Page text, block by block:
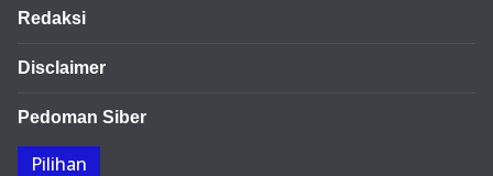
Redaksi
Disclaimer
Pedoman Siber
Pilihan